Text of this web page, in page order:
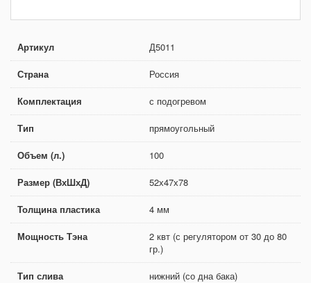
Артикул Д5011
Страна Россия
Комплектация с подогревом
Тип прямоугольный
Объем (л.) 100
Размер (ВхШхД) 52х47х78
Толщина пластика 4 мм
Мощность Тэна
2 квт (с регулятором от 30 до 80
гр.)
Тип слива нижний (со дна бака)